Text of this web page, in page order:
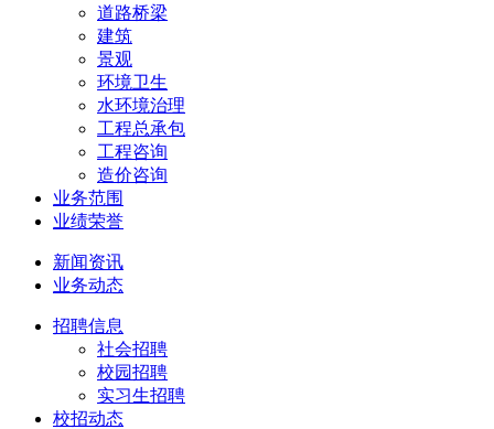
道路桥梁
建筑
景观
环境卫生
水环境治理
工程总承包
工程咨询
造价咨询
业务范围
业绩荣誉
新闻资讯
业务动态
招聘信息
社会招聘
校园招聘
实习生招聘
校招动态